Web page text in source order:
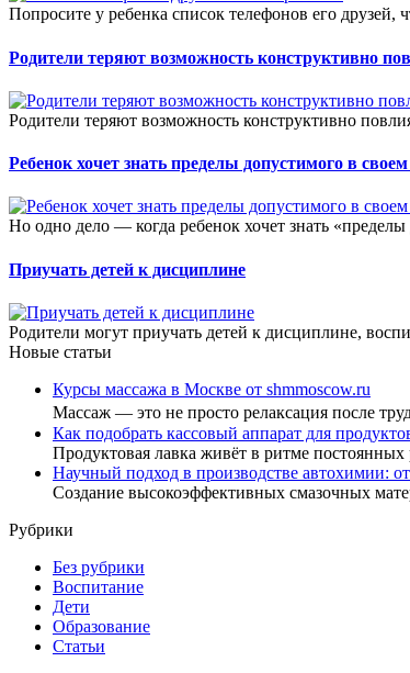
Попросите у ребенка список телефонов его друзей,
Родители теряют возможность конструктивно
Родители теряют возможность конструктивно
Ребенок хочет знать пределы допустимого в
Но одно дело — когда ребенок хочет знать
Приучать детей к дисциплине
Родители могут приучать детей к дисциплине,
Новые статьи
Курсы массажа в Москве от shmmoscow.ru
Массаж — это не просто релаксация после
Как подобрать кассовый аппарат для
Продуктовая лавка живёт в ритме постоянных
Научный подход в производстве автохимии:
Создание высокоэффективных смазочных
Рубрики
Без рубрики
Воспитание
Дети
Образование
Статьи